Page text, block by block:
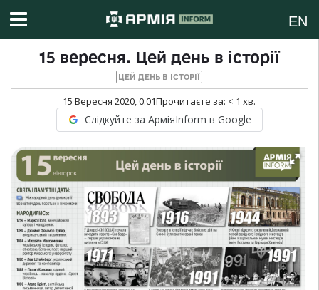
EN
15 вересня. Цей день в історії
ЦЕЙ ДЕНЬ В ІСТОРІЇ
15 Вересня 2020, 0:01Прочитаєте за: < 1 хв.
Слідкуйте за АрміяInform в Google